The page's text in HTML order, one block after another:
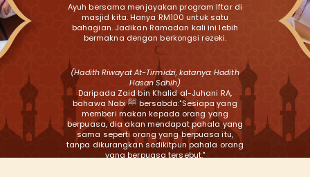
Ayuh bersama menjayakan program Iftar di
masjid kita. Hanya RM100 untuk satu
bahagian. Jadikan Ramadan kali ini lebih
bermakna dengan berkongsi rezeki.
(Hadith Riwayat At-Tirmidzi, katanya: Hadith
Hasan Sahih)
Daripada Zaid bin Khalid al-Juhani RA,
bahawa Nabi ﷺ bersabda:"Sesiapa yang
memberi makan kepada orang yang
berpuasa, dia akan mendapat pahala yang
sama seperti orang yang berpuasa itu,
tanpa dikurangkan sedikitpun pahala orang
yang berpuasa tersebut."